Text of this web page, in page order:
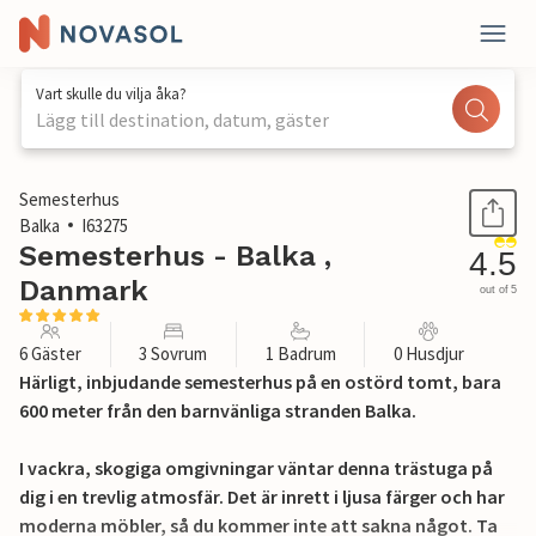
Vart skulle du vilja åka?
Lägg till destination, datum, gäster
1 / 17
Semesterhus
Balka
I63275
Semesterhus - Balka ,
Danmark
4.5
out of 5
6 Gäster 3 Sovrum 1 Badrum 0 Husdjur
Härligt, inbjudande semesterhus på en ostörd tomt, bara
600 meter från den barnvänliga stranden Balka.
I vackra, skogiga omgivningar väntar denna trästuga på
dig i en trevlig atmosfär. Det är inrett i ljusa färger och har
moderna möbler, så du kommer inte att sakna något. Ta